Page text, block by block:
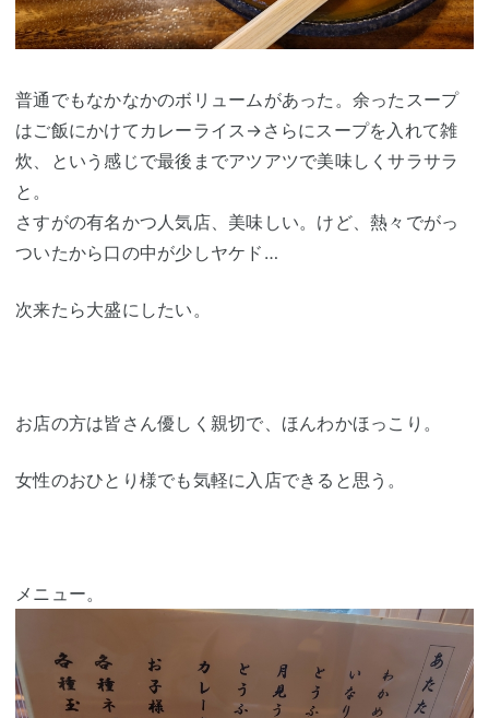
普通でもなかなかのボリュームがあった。余ったスープ
はご飯にかけてカレーライス→さらにスープを入れて雑
炊、という感じで最後までアツアツで美味しくサラサラ
と。
さすがの有名かつ人気店、美味しい。けど、熱々でがっ
ついたから口の中が少しヤケド…
次来たら大盛にしたい。
お店の方は皆さん優しく親切で、ほんわかほっこり。
女性のおひとり様でも気軽に入店できると思う。
メニュー。